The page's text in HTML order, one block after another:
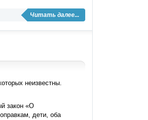
Читать далее...
неизвестны.
закон «О
дети, оба